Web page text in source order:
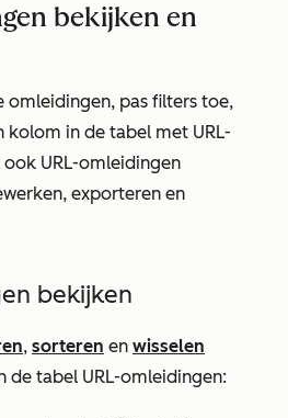
bekijken en
omleidingen, pas filters toe,
kolom in de tabel met URL-
URL-omleidingen
exporteren en
bekijken
, sorteren en wisselen
de tabel URL-omleidingen: